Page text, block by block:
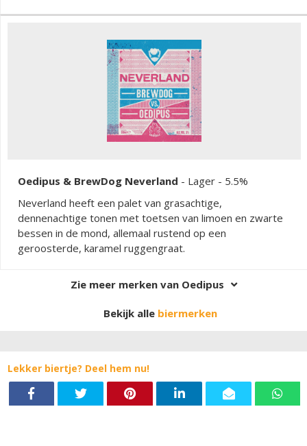
Oedipus & BrewDog Neverland - Lager - 5.5%
Neverland heeft een palet van grasachtige,
dennenachtige tonen met toetsen van limoen en zwarte
bessen in de mond, allemaal rustend op een
geroosterde, karamel ruggengraat.
Zie meer merken van Oedipus
Bekijk alle biermerken
Lekker biertje? Deel hem nu!